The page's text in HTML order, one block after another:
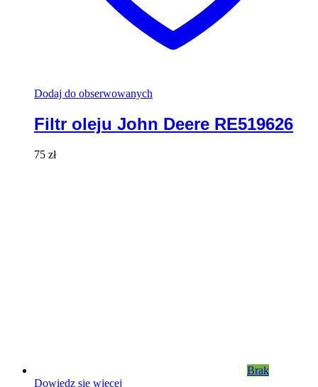
Dodaj do obserwowanych
Filtr oleju John Deere RE519626
75 zł
Brak
Dowiedz się więcej